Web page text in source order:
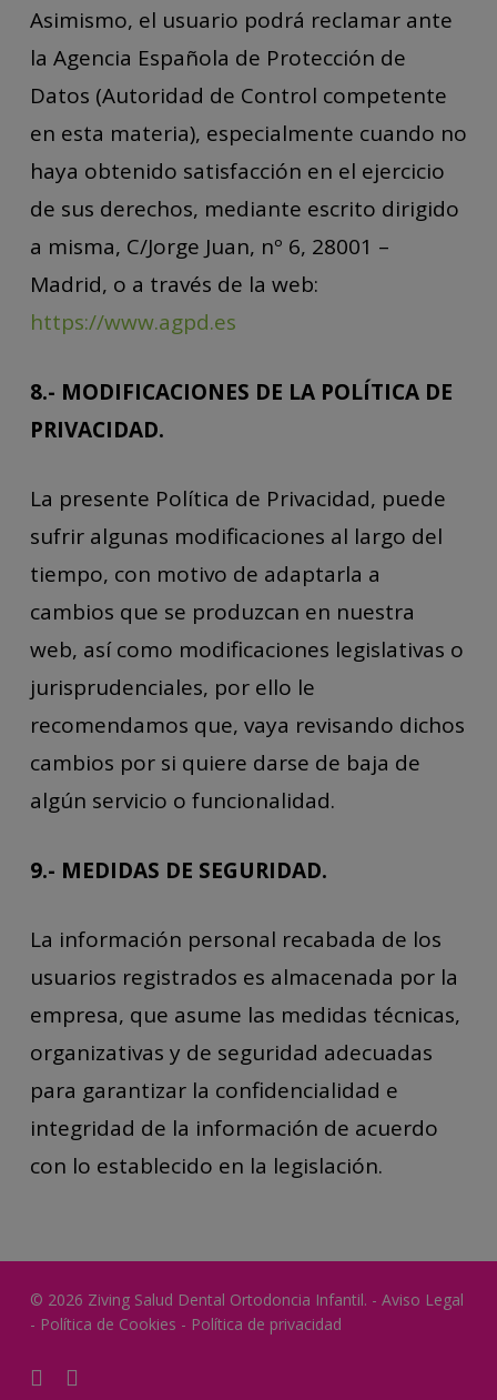
Asimismo, el usuario podrá reclamar ante
la Agencia Española de Protección de
Datos (Autoridad de Control competente
en esta materia), especialmente cuando no
haya obtenido satisfacción en el ejercicio
de sus derechos, mediante escrito dirigido
a misma, C/Jorge Juan, nº 6, 28001 –
Madrid, o a través de la web:
https://www.agpd.es
8.- MODIFICACIONES DE LA POLÍTICA DE
PRIVACIDAD.
La presente Política de Privacidad, puede
sufrir algunas modificaciones al largo del
tiempo, con motivo de adaptarla a
cambios que se produzcan en nuestra
web, así como modificaciones legislativas o
jurisprudenciales, por ello le
recomendamos que, vaya revisando dichos
cambios por si quiere darse de baja de
algún servicio o funcionalidad.
9.- MEDIDAS DE SEGURIDAD.
La información personal recabada de los
usuarios registrados es almacenada por la
empresa, que asume las medidas técnicas,
organizativas y de seguridad adecuadas
para garantizar la confidencialidad e
integridad de la información de acuerdo
con lo establecido en la legislación.
© 2026 Ziving Salud Dental Ortodoncia Infantil. - Aviso Legal
- Política de Cookies - Política de privacidad